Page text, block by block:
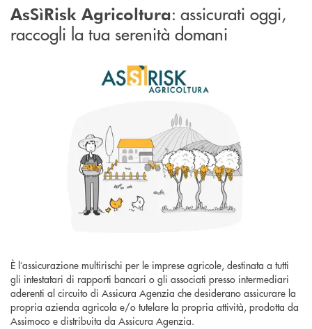
AsSìRisk Agricoltura: assicurati oggi,
raccogli la tua serenità domani
È l’assicurazione multirischi per le imprese agricole, destinata a tutti
gli intestatari di rapporti bancari o gli associati presso intermediari
aderenti al circuito di Assicura Agenzia che desiderano assicurare la
propria azienda agricola e/o tutelare la propria attività, prodotta da
Assimoco e distribuita da Assicura Agenzia.